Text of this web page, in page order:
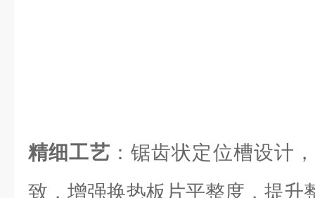
精细工艺 ：锯齿状定位槽设计
致，增强换热板片平整度，提升